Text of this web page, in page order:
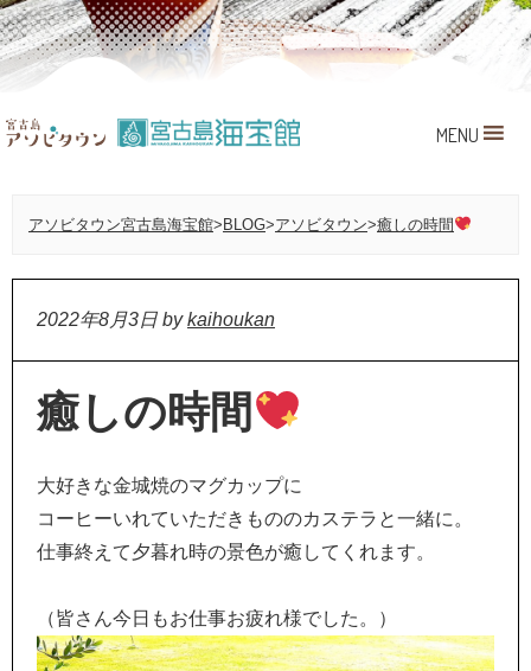
MENU
アソビタウン宮古島海宝館> BLOG>アソビタウン>癒しの時間
2022年8月3日 bykaihoukan
癒しの時間
大好きな金城焼のマグカップに
コーヒーいれていただきもののカステラと一緒に。
仕事終えて夕暮れ時の景色が癒してくれます。
（皆さん今日もお仕事お疲れ様でした。）